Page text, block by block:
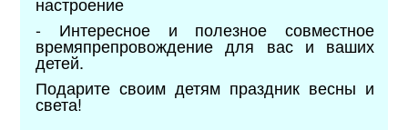
- Интересное и полезное совместное
времяпрепровождение для вас и ваших
детей.
Подарите своим детям праздник весны и
света!